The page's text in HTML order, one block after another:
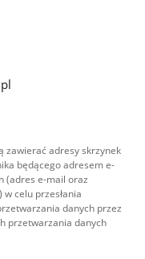
zawierać adresy skrzynek
będącego adresem e-
(adres e-mail oraz
celu przesłania
danych przez
przetwarzania danych